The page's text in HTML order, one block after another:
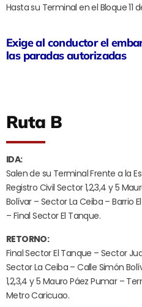
Hasta su Terminal en el Bloque 11
Exige al conductor el
las paradas autorizadas
Ruta B
IDA:
Salen de su Terminal Frente a la
Registro Civil Sector 1,2,3,4 y 5
Bolívar – Sector La Ceiba – Barrio
– Final Sector El Tanque.
RETORNO:
Final Sector El Tanque – Sector
Sector La Ceiba – Calle Simón
1,2,3,4 y 5 Mauro Páez Pumar –
Metro Caricuao.